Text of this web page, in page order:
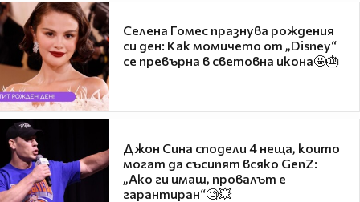
Селена Гомес празнува рождения
си ден: Как момичето от „Disney“
се превърна в световна икона🤩🎂
Джон Сина сподели 4 неща, които
могат да съсипят всяко GenZ:
„Ако ги имаш, провалът е
гарантиран“🧐💥